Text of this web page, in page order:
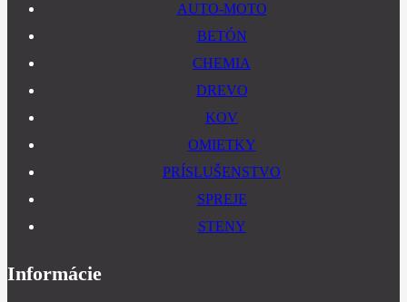
AUTO-MOTO
BETÓN
CHEMIA
DREVO
KOV
OMIETKY
PRÍSLUŠENSTVO
SPREJE
STENY
Informácie